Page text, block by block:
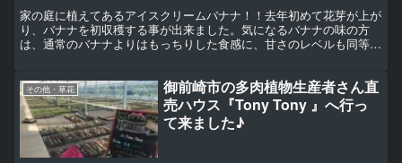
家の庭に植えてあるアイスクリームバナナ！！去年初めて花芽が上が
り、バナナを初収穫する事が出来ました。気になるバナナの味の方
は、通常のバナナよりはもっちりした食感に、甘さのレベルも同等で
その他・草花
御前崎市の多肉植物生産者さん直
売ハウス『Tony Tony 』へ行っ
て来ました♪